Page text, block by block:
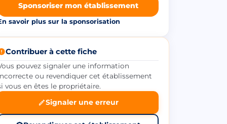
Sponsoriser mon établissement
savoir plus sur la sponsorisation
Contribuer à cette fiche
pouvez signaler une information
ou revendiquer cet établissement
vous en êtes le propriétaire.
Signaler une erreur